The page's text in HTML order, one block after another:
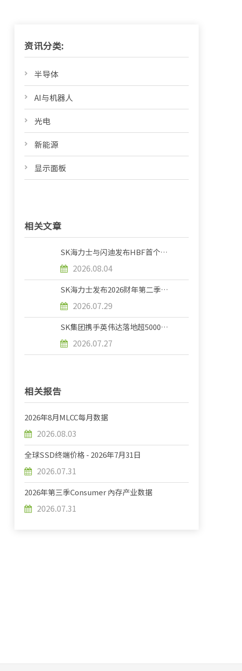
资讯分类:
半导体
AI与机器人
光电
新能源
显示面板
相关文章
SK海力士与闪迪发布HBF首个标
2026.08.04
SK海力士发布2026财年第二季度
2026.07.29
SK集团携手英伟达落地超5000亿
工厂联合研发HBM存储
2026.07.27
相关报告
2026年8月MLCC每月数据
2026.08.03
全球SSD终端价格 - 2026年7月31日
2026.07.31
2026年第三季Consumer 內存产业数据
2026.07.31